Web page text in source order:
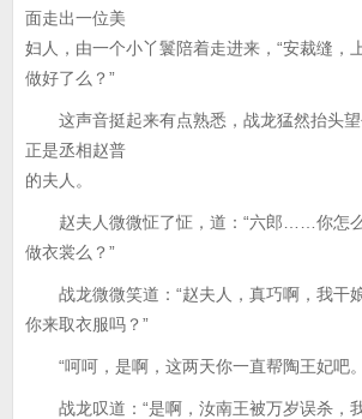
面走出一位美
妇人，由一个小丫鬟陪着走进来，“安裁缝，
做好了么？”
这声音挺起来有点熟悉，战龙猛然抬头望
正是丞相赵普
的夫人。
赵夫人微微怔了怔，道：“六郎……你怎么
做衣裳么？”
战龙微微笑道：“赵夫人，真巧啊，我干娘
你来取衣服吗？”
“呵呵，是啊，这两天你一直帮陶王妃吧
战龙叹道：“是啊，汝南王被万岁误杀，